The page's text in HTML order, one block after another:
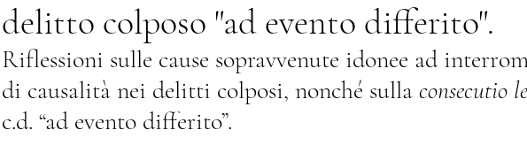
penale tributario Misure cautelari Impugnazioni Diritto
intellettuale Diritto penale dell'immigrazione Delitti contro
delitto colposo "ad evento differito".
Riflessioni sulle cause sopravvenute idonee ad
di causalità nei delitti colposi, nonché sulla consecutio
c.d. “ad evento differito”.